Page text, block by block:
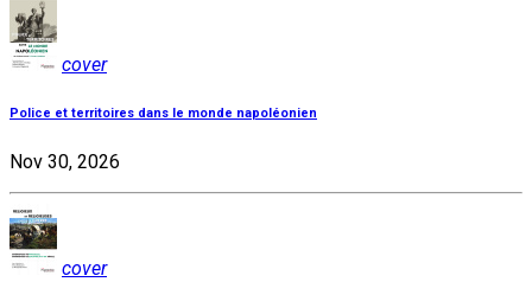
cover
Police et territoires dans le monde napoléonien
Nov 30, 2026
cover